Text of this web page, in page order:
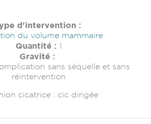
d'intervention :
du volume mammaire
Quantité : 1
Gravité :
sans séquelle et sans
réintervention
cicatrice : cic dirigée